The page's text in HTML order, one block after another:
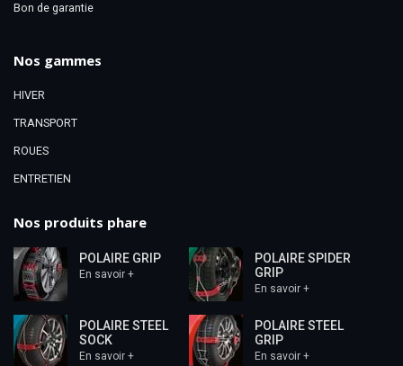
Bon de garantie
Nos gammes
HIVER
TRANSPORT
ROUES
ENTRETIEN
Nos produits phare
POLAIRE GRIP
En savoir +
POLAIRE SPIDER
GRIP
En savoir +
POLAIRE STEEL
SOCK
En savoir +
POLAIRE STEEL
GRIP
En savoir +